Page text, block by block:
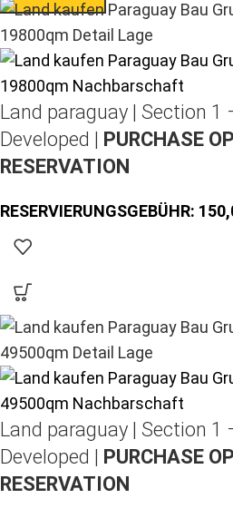
Land paraguay | Section 1
Developed |
PURCHASE
RESERVATION
Land paraguay | Section 1
Developed |
PURCHASE
RESERVATION